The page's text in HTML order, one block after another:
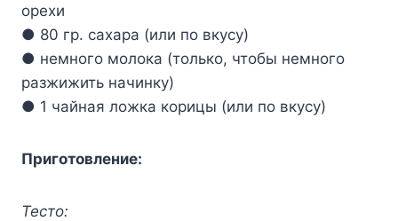
орехи
● 80 гр. сахара (или по вкусу)
● немного молока (только, чтобы немного
разжижить начинку)
● 1 чайная ложка корицы (или по вкусу)
Приготовление:
Тесто: